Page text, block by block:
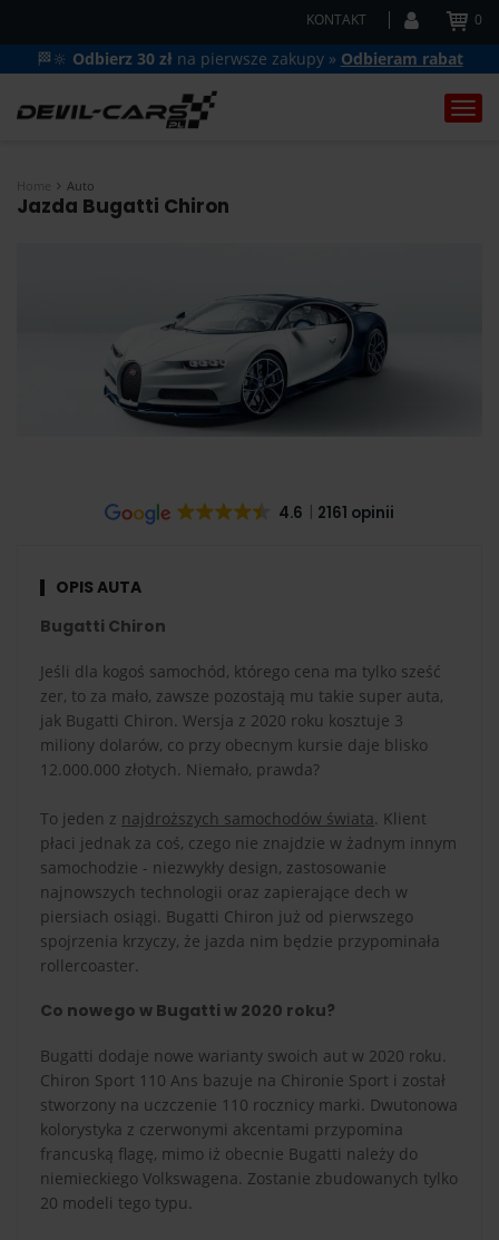
KONTAKT 0
🏁🔆 Odbierz 30 zł na pierwsze zakupy » Odbieram rabat
Home Auto
Jazda Bugatti Chiron
4.6 2161 opinii
OPIS AUTA
Bugatti Chiron
Jeśli dla kogoś samochód, którego cena ma tylko sześć
zer, to za mało, zawsze pozostają mu takie super auta,
jak Bugatti Chiron. Wersja z 2020 roku kosztuje 3
miliony dolarów, co przy obecnym kursie daje blisko
12.000.000 złotych. Niemało, prawda?
To jeden z najdroższych samochodów świata. Klient
płaci jednak za coś, czego nie znajdzie w żadnym innym
samochodzie - niezwykły design, zastosowanie
najnowszych technologii oraz zapierające dech w
piersiach osiągi. Bugatti Chiron już od pierwszego
spojrzenia krzyczy, że jazda nim będzie przypominała
rollercoaster.
Co nowego w Bugatti w 2020 roku?
Bugatti dodaje nowe warianty swoich aut w 2020 roku.
Chiron Sport 110 Ans bazuje na Chironie Sport i został
stworzony na uczczenie 110 rocznicy marki. Dwutonowa
kolorystyka z czerwonymi akcentami przypomina
francuską flagę, mimo iż obecnie Bugatti należy do
niemieckiego Volkswagena. Zostanie zbudowanych tylko
20 modeli tego typu.